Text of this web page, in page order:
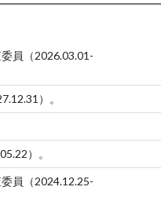
員（2026.03.01-
）。
）。
員（2024.12.25-